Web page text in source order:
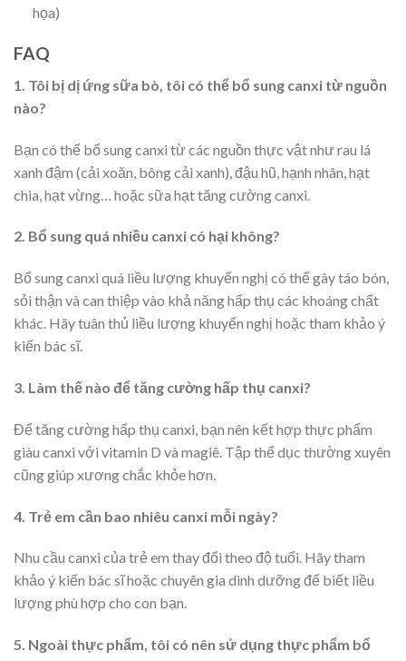
họa)
FAQ
1. Tôi bị dị ứng sữa bò, tôi có thể bổ sung canxi từ nguồn
nào?
Bạn có thể bổ sung canxi từ các nguồn thực vật như rau lá
xanh đậm (cải xoăn, bông cải xanh), đậu hũ, hạnh nhân, hạt
chia, hạt vừng… hoặc sữa hạt tăng cường canxi.
2. Bổ sung quá nhiều canxi có hại không?
Bổ sung canxi quá liều lượng khuyến nghị có thể gây táo bón,
sỏi thận và can thiệp vào khả năng hấp thụ các khoáng chất
khác. Hãy tuân thủ liều lượng khuyến nghị hoặc tham khảo ý
kiến bác sĩ.
3. Làm thế nào để tăng cường hấp thụ canxi?
Để tăng cường hấp thụ canxi, bạn nên kết hợp thực phẩm
giàu canxi với vitamin D và magiê. Tập thể dục thường xuyên
cũng giúp xương chắc khỏe hơn.
4. Trẻ em cần bao nhiêu canxi mỗi ngày?
Nhu cầu canxi của trẻ em thay đổi theo độ tuổi. Hãy tham
khảo ý kiến bác sĩ hoặc chuyên gia dinh dưỡng để biết liều
lượng phù hợp cho con bạn.
5. Ngoài thực phẩm, tôi có nên sử dụng thực phẩm bổ